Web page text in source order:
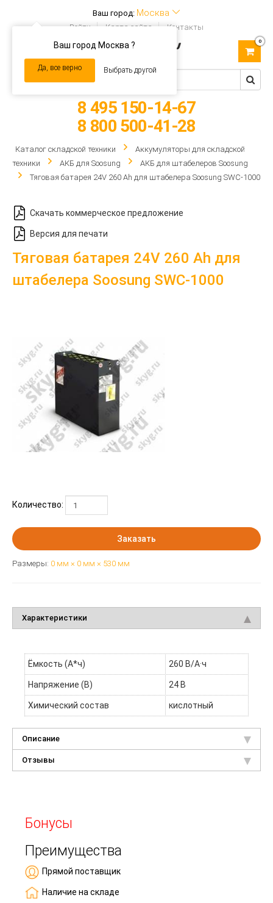
Ваш город: Москва
Ваш город Москва ?
Да, все верно Выбрать другой
Войти Карта сайта Контакты
navigation
0
8 495 150-14-67
8 800 500-41-28
Каталог складской техники
Аккумуляторы для складской
техники
АКБ для Soosung
АКБ для штабелеров Soosung
Тяговая батарея 24V 260 Ah для штабелера Soosung SWC-1000
Скачать коммерческое предложение
Версия для печати
Тяговая батарея 24V 260 Ah для
штабелера Soosung SWC-1000
Количество:
Заказать
Размеры: 0 мм × 0 мм × 530 мм
Характеристики
Ёмкость (А*ч) 260 В/А·ч
Напряжение (В) 24 В
Химический состав кислотный
Описание
Отзывы
Бонусы
Преимущества
Прямой поставщик
Наличие на складе